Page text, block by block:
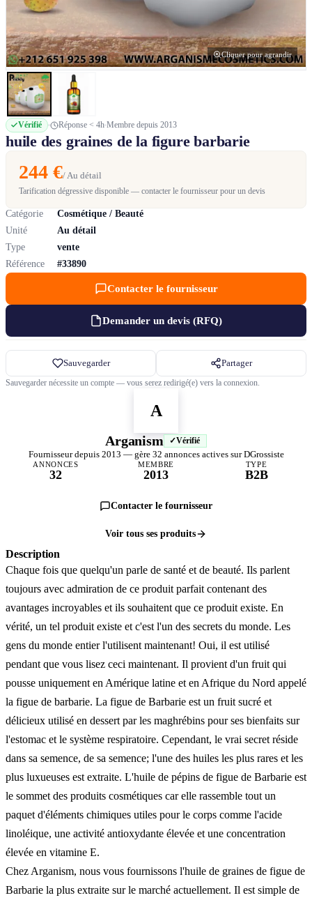
Cliquer pour agrandir
Vérifié Réponse < 4h Membre depuis 2013
huile des graines de la figure barbarie
244 €/ Au détail
Tarification dégressive disponible — contacter le fournisseur pour un devis
Catégorie
Cosmétique / Beauté
Unité
Au détail
Type
vente
Référence
#33890
Contacter le fournisseur
Demander un devis (RFQ)
Sauvegarder Partager
Sauvegarder nécessite un compte — vous serez redirigé(e) vers la connexion.
A
Arganism Vérifié
Fournisseur depuis 2013 — gère 32 annonces actives sur DGrossiste
ANNONCES
32
MEMBRE
2013
TYPE
B2B
Contacter le fournisseur
Voir tous ses produits
Description
Chaque fois que quelqu'un parle de santé et de beauté. Ils parlent
toujours avec admiration de ce produit parfait contenant des
avantages incroyables et ils souhaitent que ce produit existe. En
vérité, un tel produit existe et c'est l'un des secrets du monde. Les
gens du monde entier l'utilisent maintenant! Oui, il est utilisé
pendant que vous lisez ceci maintenant. Il provient d'un fruit qui
pousse uniquement en Amérique latine et en Afrique du Nord appelé
la figue de barbarie. La figue de Barbarie est un fruit sucré et
délicieux utilisé en dessert par les maghrébins pour ses bienfaits sur
l'estomac et le système respiratoire. Cependant, le vrai secret réside
dans sa semence, de sa semence; l'une des huiles les plus rares et les
plus luxueuses est extraite. L'huile de pépins de figue de Barbarie est
le sommet des produits cosmétiques car elle rassemble tout un
paquet d'éléments chimiques utiles pour le corps comme l'acide
linoléique, une activité antioxydante élevée et une concentration
élevée en vitamine E.
Chez Arganism, nous vous fournissons l'huile de graines de figue de
Barbarie la plus extraite sur le marché actuellement. Il est simple de